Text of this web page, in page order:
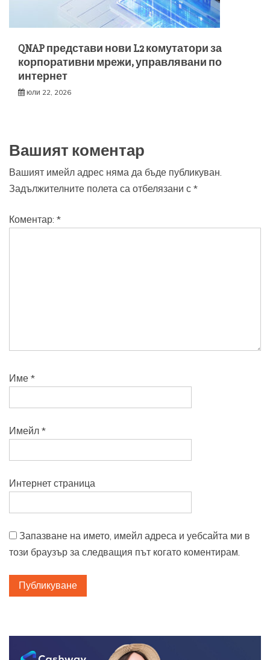
QNAP представи нови L2 комутатори за
корпоративни мрежи, управлявани по
интернет
юли 22, 2026
Вашият коментар
Вашият имейл адрес няма да бъде публикуван.
Задължителните полета са отбелязани с *
Коментар: *
Име *
Имейл *
Интернет страница
Запазване на името, имейл адреса и уебсайта ми в
този браузър за следващия път когато коментирам.